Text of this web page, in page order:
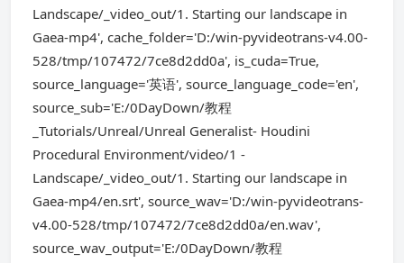
Landscape/_video_out/1. Starting our landscape in
Gaea-mp4', cache_folder='D:/win-pyvideotrans-v4.00-
528/tmp/107472/7ce8d2dd0a', is_cuda=True,
source_language='英语', source_language_code='en',
source_sub='E:/0DayDown/教程
_Tutorials/Unreal/Unreal Generalist- Houdini
Procedural Environment/video/1 -
Landscape/_video_out/1. Starting our landscape in
Gaea-mp4/en.srt', source_wav='D:/win-pyvideotrans-
v4.00-528/tmp/107472/7ce8d2dd0a/en.wav',
source_wav_output='E:/0DayDown/教程